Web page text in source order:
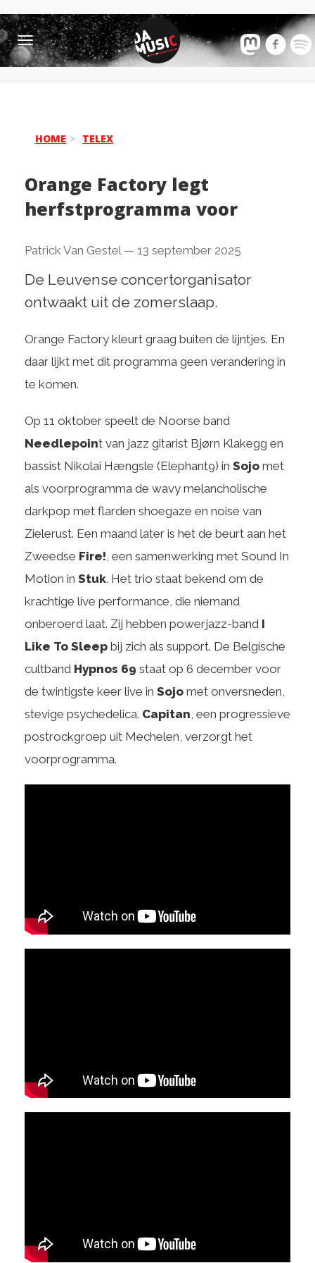
Toggle
navigation
HOME TELEX
Orange Factory legt
herfstprogramma voor
Patrick Van Gestel— 13 september 2025
De Leuvense concertorganisator
ontwaakt uit de zomerslaap.
Orange Factory kleurt graag buiten de lijntjes. En
daar lijkt met dit programma geen verandering in
te komen.
Op 11 oktober speelt de Noorse band
Needlepoint van jazz gitarist Bjørn Klakegg en
bassist Nikolai Hængsle (Elephant9) in Sojo met
als voorprogramma de wavy melancholische
darkpop met flarden shoegaze en noise van
Zielerust. Een maand later is het de beurt aan het
Zweedse Fire!, een samenwerking met Sound In
Motion in Stuk. Het trio staat bekend om de
krachtige live performance, die niemand
onberoerd laat. Zij hebben powerjazz-band I
Like To Sleep bij zich als support. De Belgische
cultband Hypnos 69 staat op 6 december voor
de twintigste keer live in Sojo met onversneden,
stevige psychedelica. Capitan, een progressieve
postrockgroep uit Mechelen, verzorgt het
voorprogramma.